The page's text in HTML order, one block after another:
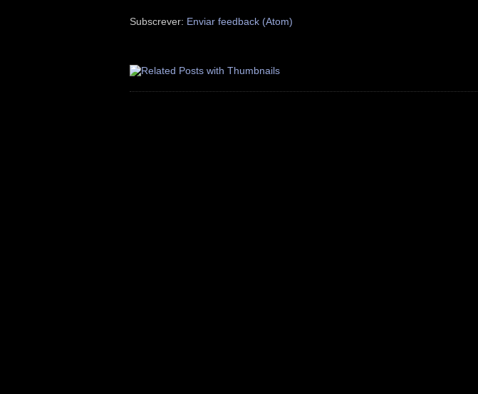
Subscrever: Enviar feedback (Atom)